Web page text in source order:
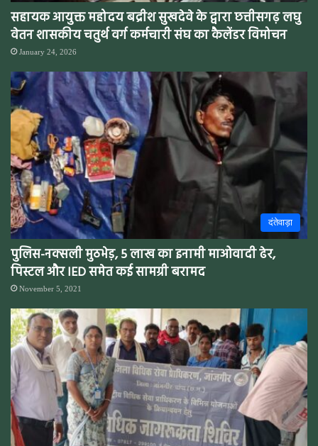
सहायक आयुक्त महोदय बद्रीश सुखदेवे के द्वारा छत्तीसगढ़ लघु
वेतन शासकीय चतुर्थ वर्ग कर्मचारी संघ का कैलेंडर विमोचन
January 24, 2026
दंतेवाड़ा
पुलिस-नक्सली मुठभेड़, 5 लाख का इनामी माओवादी ढेर,
पिस्टल और IED समेत कई सामग्री बरामद
November 5, 2021